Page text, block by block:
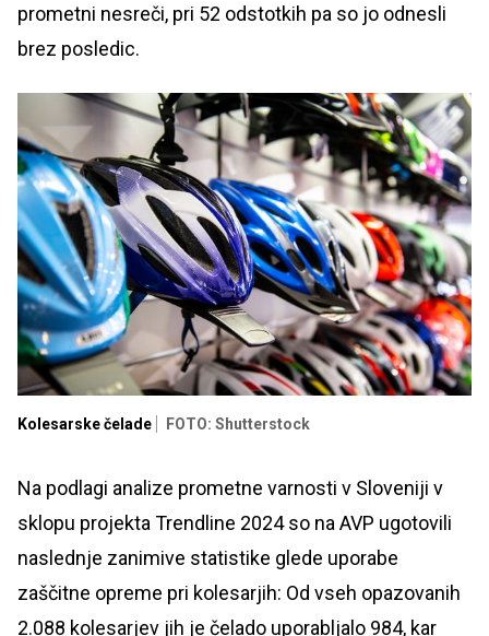
prometni nesreči, pri 52 odstotkih pa so jo odnesli
brez posledic.
Kolesarske čelade FOTO: Shutterstock
Na podlagi analize prometne varnosti v Sloveniji v
sklopu projekta Trendline 2024 so na AVP ugotovili
naslednje zanimive statistike glede uporabe
zaščitne opreme pri kolesarjih: Od vseh opazovanih
2.088 kolesarjev jih je čelado uporabljalo 984, kar